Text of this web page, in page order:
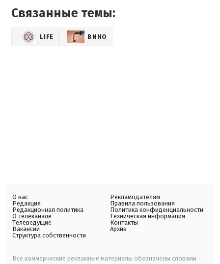
Связанные темы:
LIFE ВИНО
О нас
Редакция
Редакционная политика
О телеканале
Телеведущие
Вакансии
Структура собственности
Рекламодателям
Правила пользования
Политика конфиденциальности
Техническая информация
Контакты
Архив
Все коммерческие рекламные материалы обозначены словами